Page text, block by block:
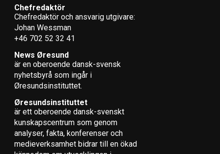
Chefredaktör
Chefredaktör och ansvarig utgivare:
Johan Wessman
+46 702 52 32 41
News Øresund
är en oberoende dansk-svensk
nyhets­byrå som ingår i
Øresundsinstituttet.
Øresundsinstituttet
är ett oberoende dansk-svenskt
kunskapscentrum som genom
analyser, fakta, konferenser och
medieverksamhet bidrar till en ökad